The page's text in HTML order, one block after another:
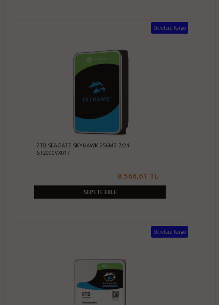
Ücretsiz Kargo
2TB SEAGATE SKYHAWK 256MB 7/24
ST2000VX017
8.566,61 TL
SEPETE EKLE
Ücretsiz Kargo